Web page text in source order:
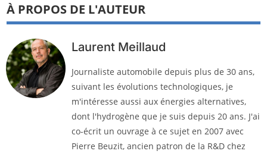
À PROPOS DE L'AUTEUR
Laurent Meillaud
Journaliste automobile depuis plus de 30 ans,
suivant les évolutions technologiques, je
m'intéresse aussi aux énergies alternatives,
dont l'hydrogène que je suis depuis 20 ans. J'ai
co-écrit un ouvrage à ce sujet en 2007 avec
Pierre Beuzit, ancien patron de la R&D chez